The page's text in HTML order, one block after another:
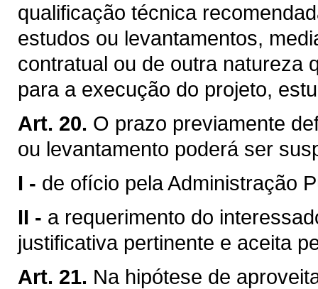
qualificação técnica
estudos ou levantamentos,
contratual ou de outra natureza
para a execução do projeto,
Art. 20. O prazo previamente
ou levantamento poderá ser
I - de ofício pela Administração
II - a requerimento do
justificativa pertinente e aceita
Art. 21. Na hipótese de